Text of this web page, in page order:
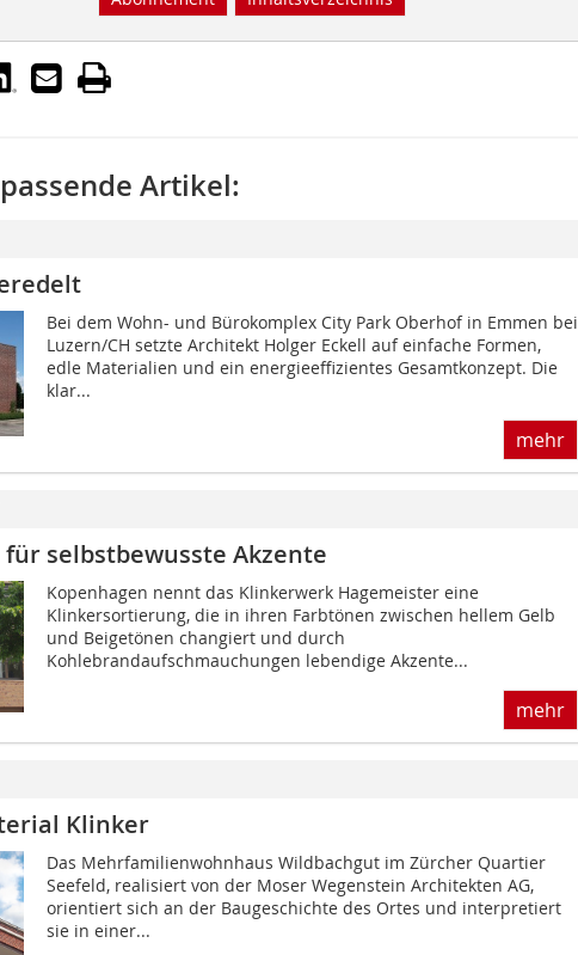
Artikel:
Bei dem Wohn- und Bürokomplex City Park Oberhof in Emmen bei
Luzern/CH setzte Architekt Holger Eckell auf einfache Formen,
edle Materialien und ein energieeffizientes Gesamtkonzept. Die
klar...
mehr
selbstbewusste Akzente
Kopenhagen nennt das Klinkerwerk Hagemeister eine
Klinkersortierung, die in ihren Farbtönen zwischen hellem Gelb
und Beigetönen changiert und durch
Kohlebrandaufschmauchungen lebendige Akzente...
mehr
Klinker
Das Mehrfamilienwohnhaus Wildbachgut im Zürcher Quartier
Seefeld, realisiert von der Moser Wegenstein Architekten AG,
orientiert sich an der Baugeschichte des Ortes und interpretiert
sie in einer...